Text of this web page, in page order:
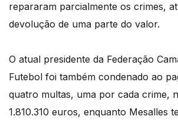
repararam parcialmente os crimes,
devolução de uma parte do valor.
O atual presidente da Federação
Futebol foi também condenado ao
quatro multas, uma por cada crime,
1.810.310 euros, enquanto Mesalles